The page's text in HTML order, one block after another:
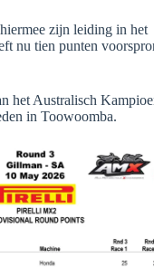
zijn leiding in het
nu tien punten
het Australisch
in Toowoomba.